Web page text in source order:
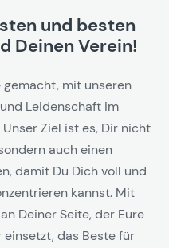
und besten
Deinen Verein!
gemacht, mit unseren
Leidenschaft im
Ziel ist es, Dir nicht
auch einen
damit Du Dich voll und
kannst. Mit
Deiner Seite, der Eure
das Beste für